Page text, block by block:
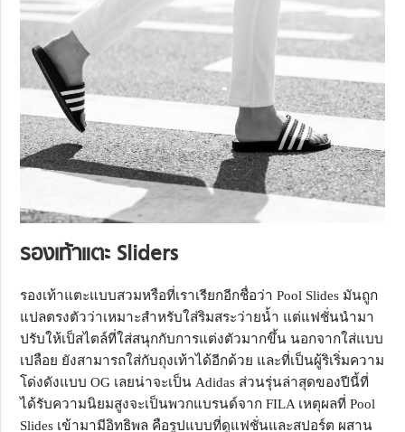
รองเท้าแตะ Sliders
รองเท้าแตะแบบสวมหรือที่เราเรียกอีกชื่อว่า Pool Slides มันถูก
แปลตรงตัวว่าเหมาะสำหรับใส่ริมสระว่ายน้ำ แต่แฟชั่นนำมา
ปรับให้เป็สไตล์ที่ใส่สนุกกับการแต่งตัวมากขึ้น นอกจากใส่แบบ
เปลือย ยังสามารถใส่กับถุงเท้าได้อีกด้วย และที่เป็นผู้ริเริ่มความ
โด่งดังแบบ OG เลยน่าจะเป็น Adidas ส่วนรุ่นล่าสุดของปีนี้ที่
ได้รับความนิยมสูงจะเป็นพวกแบรนด์จาก FILA เหตุผลที่ Pool
Slides เข้ามามีอิทธิพล คือรูปแบบที่ดูแฟชั่นและสปอร์ต ผสาน